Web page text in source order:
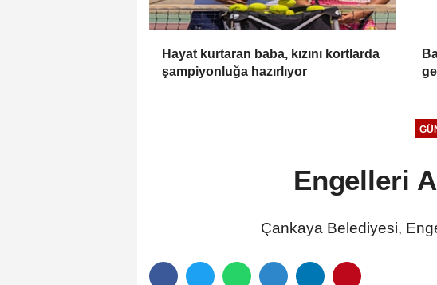
Hayat kurtaran baba, kızını kortlarda
şampiyonluğa hazırlıyor
Engelleri
Çankaya Belediyesi,